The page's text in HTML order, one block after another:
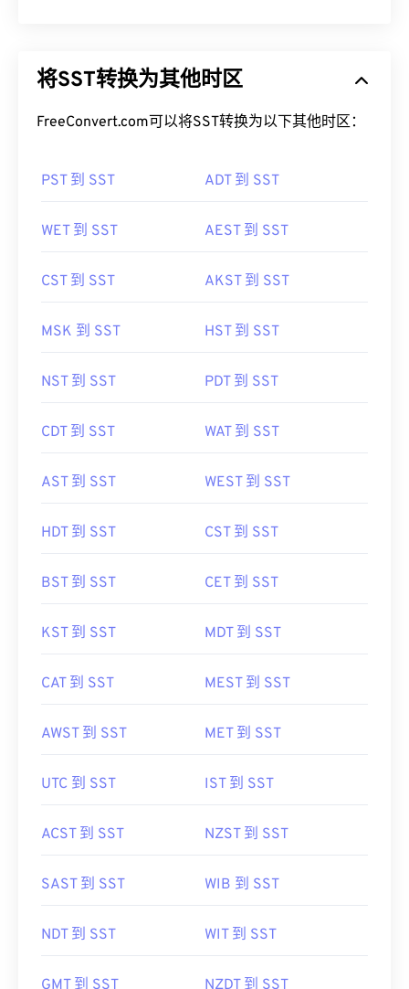
将SST转换为其他时区
FreeConvert.com可以将SST转换为以下其他时区：
PST 到 SST ADT 到 SST
WET 到 SST AEST 到 SST
CST 到 SST AKST 到 SST
MSK 到 SST HST 到 SST
NST 到 SST PDT 到 SST
CDT 到 SST WAT 到 SST
AST 到 SST WEST 到 SST
HDT 到 SST CST 到 SST
BST 到 SST CET 到 SST
KST 到 SST MDT 到 SST
CAT 到 SST MEST 到 SST
AWST 到 SST MET 到 SST
UTC 到 SST IST 到 SST
ACST 到 SST NZST 到 SST
SAST 到 SST WIB 到 SST
NDT 到 SST WIT 到 SST
GMT 到 SST NZDT 到 SST